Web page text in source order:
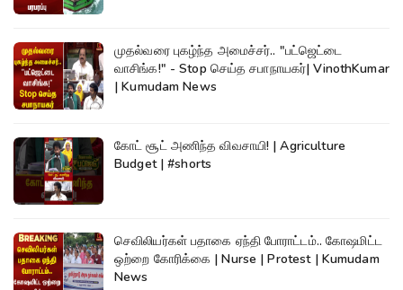
முதல்வரை புகழ்ந்த அமைச்சர்.. "பட்ஜெட்டை
வாசிங்க!" - Stop செய்த சபாநாயகர்| VinothKumar
| Kumudam News
கோட் சூட் அணிந்த விவசாயி! | Agriculture
Budget | #shorts
செவிலியர்கள் பதாகை ஏந்தி போராட்டம்.. கோஷமிட்ட
ஒற்றை கோரிக்கை | Nurse | Protest | Kumudam
News